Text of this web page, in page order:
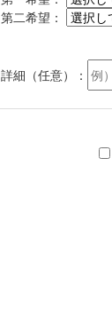
第二希望：
詳細（任意）：